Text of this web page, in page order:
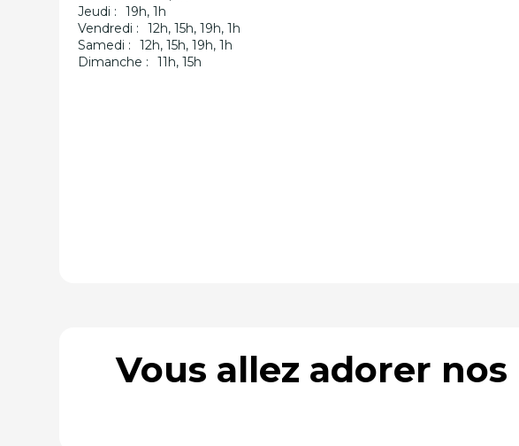
Jeudi :
19h, 1h
Vendredi :
12h, 15h, 19h, 1h
Samedi :
12h, 15h, 19h, 1h
Dimanche :
11h, 15h
Vous allez adorer nos